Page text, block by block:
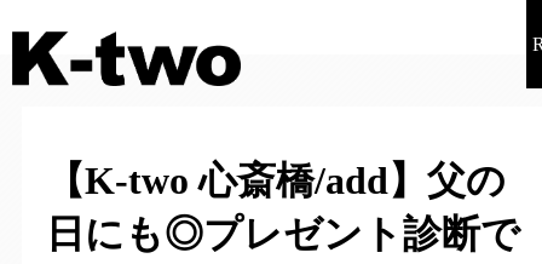
【K-two 心斎橋/add】父の
日にも◎プレゼント診断で